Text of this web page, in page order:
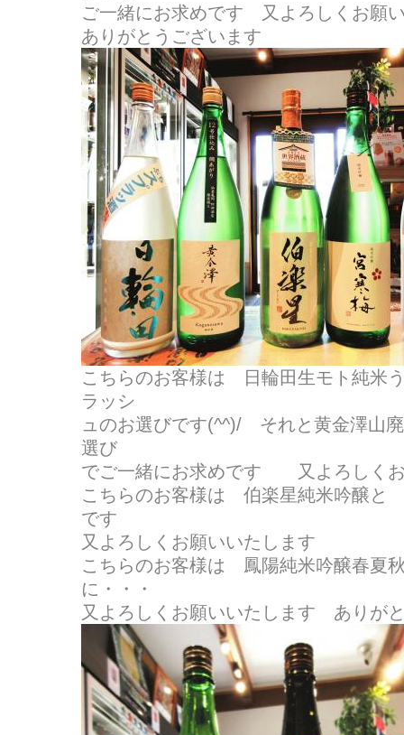
ご一緒にお求めです 又よろしくお願
ありがとうございます
こちらのお客様は 日輪田生モト純米
ラッシ
ュのお選びです(^^)/ それと黄金澤山
選び
でご一緒にお求めです 又よろしくお
こちらのお客様は 伯楽星純米吟醸と
です
又よろしくお願いいたします
こちらのお客様は 鳳陽純米吟醸春夏
に・・・
又よろしくお願いいたします ありが